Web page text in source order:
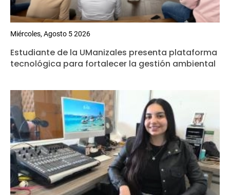
Miércoles, Agosto 5 2026
Estudiante de la UManizales presenta plataforma
tecnológica para fortalecer la gestión ambiental